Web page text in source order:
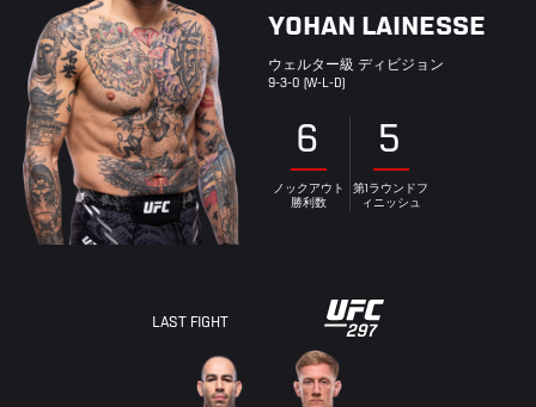
YOHAN LAINESSE
ウェルター級 ディビジョン
9-3-0 (W-L-D)
6
ノックアウト
勝利数
5
第1ラウンドフ
ィニッシュ
LAST FIGHT